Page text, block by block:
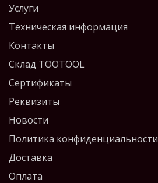
Услуги
Техническая информация
Контакты
Склад TOOTOOL
Сертификаты
Реквизиты
Новости
Политика конфиденциальности
Доставка
Оплата